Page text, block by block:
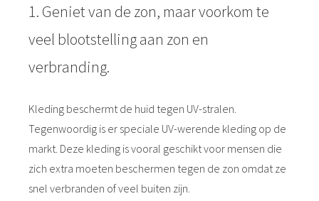
1. Geniet van de zon, maar voorkom te
veel blootstelling aan zon en
verbranding.
Kleding beschermt de huid tegen UV-stralen.
Tegenwoordig is er speciale UV-werende kleding op de
markt. Deze kleding is vooral geschikt voor mensen die
zich extra moeten beschermen tegen de zon omdat ze
snel verbranden of veel buiten zijn.